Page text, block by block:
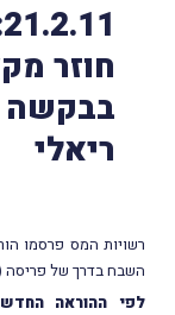
חוזר
בבקשה
ריאלי
רשויות המס פרסמו
השבח בדרך של פריסה (ה"ב 4/
לפי ההוראה